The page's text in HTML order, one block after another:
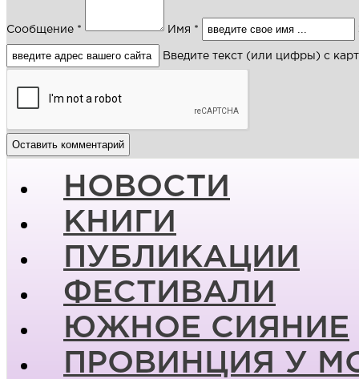
Сообщение * Имя *
Введите текст (или цифры) с
НОВОСТИ
КНИГИ
ПУБЛИКАЦИИ
ФЕСТИВАЛИ
ЮЖНОЕ СИЯНИЕ
ПРОВИНЦИЯ У